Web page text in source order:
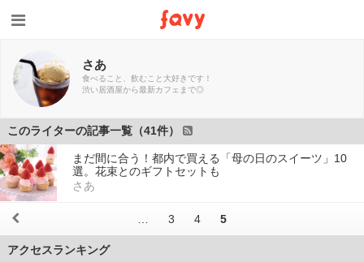
さあ
食べること、飲むこと大好きです！
渋い居酒屋から最新カフェまで◎
このライターの記事一覧（41件）
まだ間に合う！都内で買える「母の日のスイーツ」10
選。花束とのギフトセットも
さあ
3 4 5
アクセスランキング